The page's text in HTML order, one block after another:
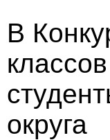
В
округа